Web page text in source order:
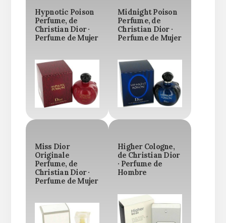
Hypnotic Poison
Perfume, de
Christian Dior ·
Perfume de Mujer
Midnight Poison
Perfume, de
Christian Dior ·
Perfume de Mujer
Miss Dior
Originale
Perfume, de
Christian Dior ·
Perfume de Mujer
Higher Cologne,
de Christian Dior
· Perfume de
Hombre